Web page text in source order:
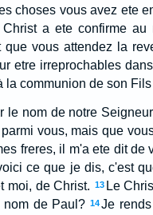
choses vous avez ete
a ete confirme au
vous attendez la
etre irreprochables
la communion de son
le nom de notre
vous, mais que
freres, il m'a ete dit
ce que je dis, c'est
moi, de Christ. 13 Le
nom de Paul? 14Je